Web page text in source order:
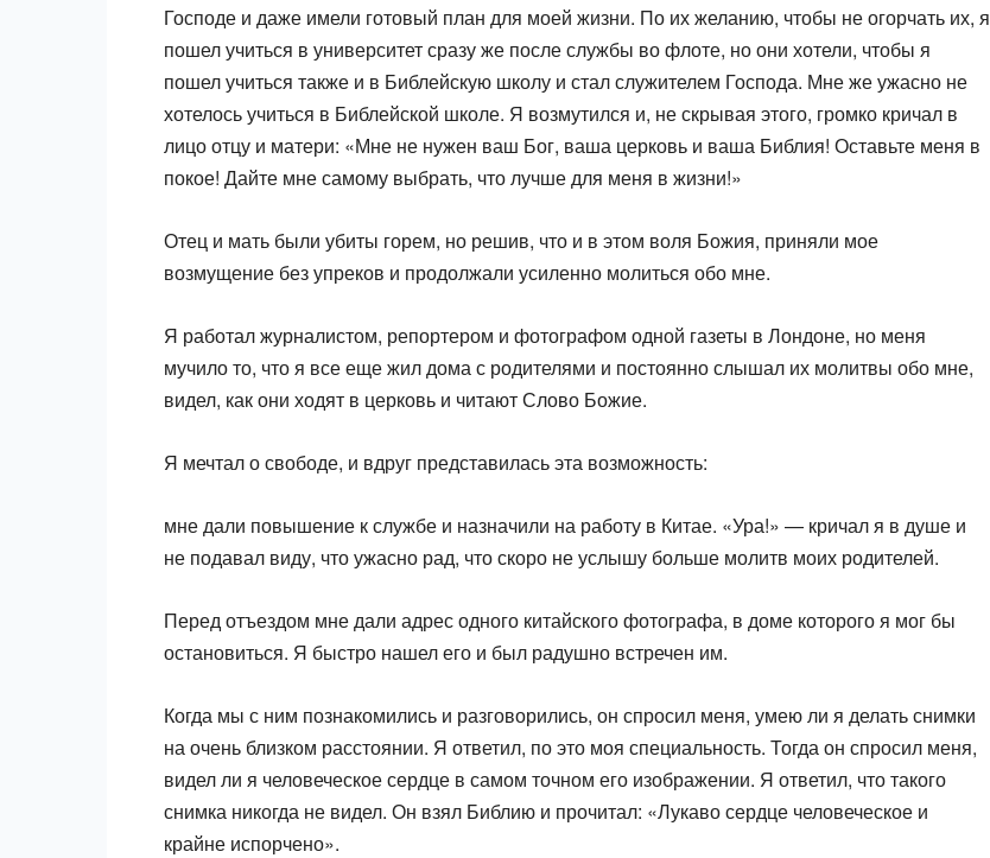
Господе и даже имели готовый план для моей жизни. По их желанию, чтобы не огорчать их, я
пошел учиться в университет сразу же после службы во фло­те, но они хотели, чтобы я
пошел учиться также и в Библей­скую школу и стал служителем Господа. Мне же ужасно не
хотелось учиться в Библейской школе. Я возмутился и, не скрывая этого, громко кричал в
лицо отцу и матери: «Мне не нужен ваш Бог, ваша церковь и ваша Библия! Оставьте меня в
покое! Дайте мне самому выбрать, что лучше для меня в жизни!»
Отец и мать были убиты горем, но решив, что и в этом воля Божия, приняли мое
возмущение без упреков и продолжали усиленно молиться обо мне.
Я работал журналистом, репортером и фотографом одной газеты в Лондоне, но меня
мучило то, что я все еще жил дома с родителями и постоянно слышал их молитвы обо мне,
видел, как они ходят в церковь и читают Слово Божие.
Я мечтал о свободе, и вдруг представилась эта возможность:
мне дали повышение к службе и назначили на работу в Китае. «Ура!» — кричал я в душе и
не подавал виду, что ужасно рад, что скоро не услышу больше молитв моих родителей.
Перед отъездом мне дали адрес одного китайского фотогра­фа, в доме которого я мог бы
остановиться. Я быстро нашел его и был радушно встречен им.
Когда мы с ним познакомились и разговорились, он спросил меня, умею ли я делать снимки
на очень близком расстоянии. Я ответил, по это моя специальность. Тогда он спросил меня,
видел ли я человеческое сердце в самом точном его изображе­нии. Я ответил, что такого
снимка никогда не видел. Он взял Библию и прочитал: «Лукаво сердце человеческое и
крайне испорчено».